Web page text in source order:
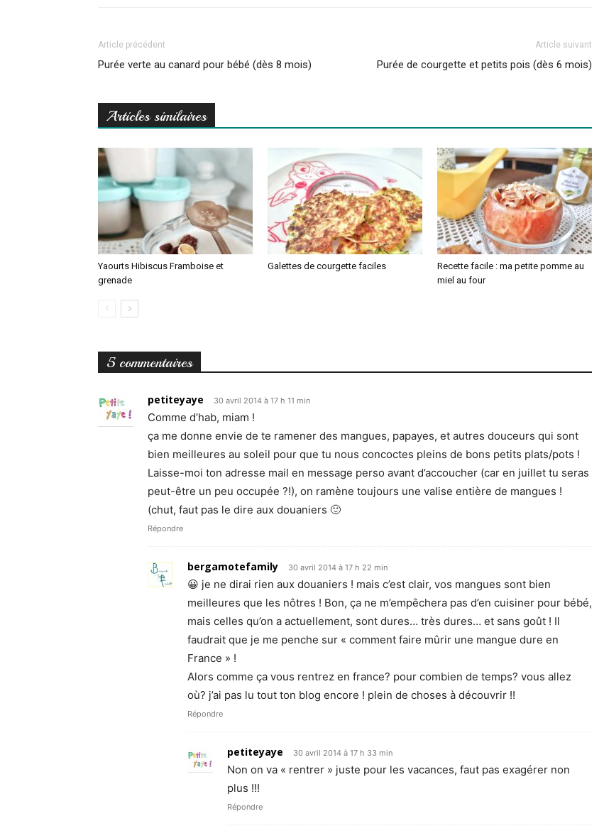
Article précédent
Purée verte au canard pour bébé (dès 8 mois)
Article suivant
Purée de courgette et petits pois (dès 6 mois)
Articles similaires
Yaourts Hibiscus Framboise et
grenade
Galettes de courgette faciles
Recette facile : ma petite pomme au
miel au four
5 commentaires
petiteyaye 30 avril 2014 à 17 h 11 min
Comme d’hab, miam !
ça me donne envie de te ramener des mangues, papayes, et autres douceurs qui sont
bien meilleures au soleil pour que tu nous concoctes pleins de bons petits plats/pots !
Laisse-moi ton adresse mail en message perso avant d’accoucher (car en juillet tu seras
peut-être un peu occupée ?!), on ramène toujours une valise entière de mangues !
(chut, faut pas le dire aux douaniers 🙂
Répondre
bergamotefamily 30 avril 2014 à 17 h 22 min
😀 je ne dirai rien aux douaniers ! mais c’est clair, vos mangues sont bien
meilleures que les nôtres ! Bon, ça ne m’empêchera pas d’en cuisiner pour bébé,
mais celles qu’on a actuellement, sont dures… très dures… et sans goût ! Il
faudrait que je me penche sur « comment faire mûrir une mangue dure en
France » !
Alors comme ça vous rentrez en france? pour combien de temps? vous allez
où? j’ai pas lu tout ton blog encore ! plein de choses à découvrir !!
Répondre
petiteyaye 30 avril 2014 à 17 h 33 min
Non on va « rentrer » juste pour les vacances, faut pas exagérer non
plus !!!
Répondre